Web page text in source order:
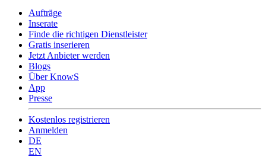
Aufträge
Inserate
Finde die richtigen Dienstleister
Gratis inserieren
Jetzt Anbieter werden
Blogs
Über KnowS
App
Presse
Kostenlos registrieren
Anmelden
DE
EN